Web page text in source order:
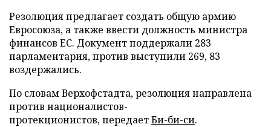
Резолюция предлагает создать общую армию
Евросоюза, а также ввести должность министра
финансов ЕС. Документ поддержали 283
парламентария, против выступили 269, 83
воздержались.
По словам Верхофстадта, резолюция направлена
против националистов-
протекционистов, передаетБи-би-си.